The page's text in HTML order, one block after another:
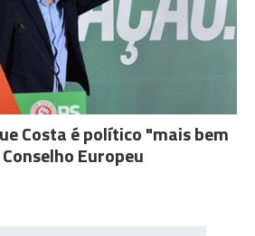
Costa é político "mais bem
Europeu